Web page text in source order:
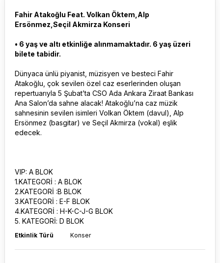
Fahir Atakoğlu Feat. Volkan Öktem,Alp
Ersönmez,Seçil Akmirza Konseri
• 6 yaş ve altı etkinliğe alınmamaktadır. 6 yaş üzeri
bilete tabidir.
Dünyaca ünlü piyanist, müzisyen ve besteci Fahir
Atakoğlu, çok sevilen özel caz eserlerinden oluşan
repertuarıyla 5 Şubat’ta CSO Ada Ankara Ziraat Bankası
Ana Salon’da sahne alacak! Atakoğlu’na caz müzik
sahnesinin sevilen isimleri Volkan Öktem (davul), Alp
Ersönmez (basgitar) ve Seçil Akmirza (vokal) eşlik
edecek.
VIP: A BLOK
1.KATEGORİ : A BLOK
2.KATEGORİ :B BLOK
3.KATEGORİ : E-F BLOK
4.KATEGORİ : H-K-C-J-G BLOK
5. KATEGORİ: D BLOK
Etkinlik Türü Konser